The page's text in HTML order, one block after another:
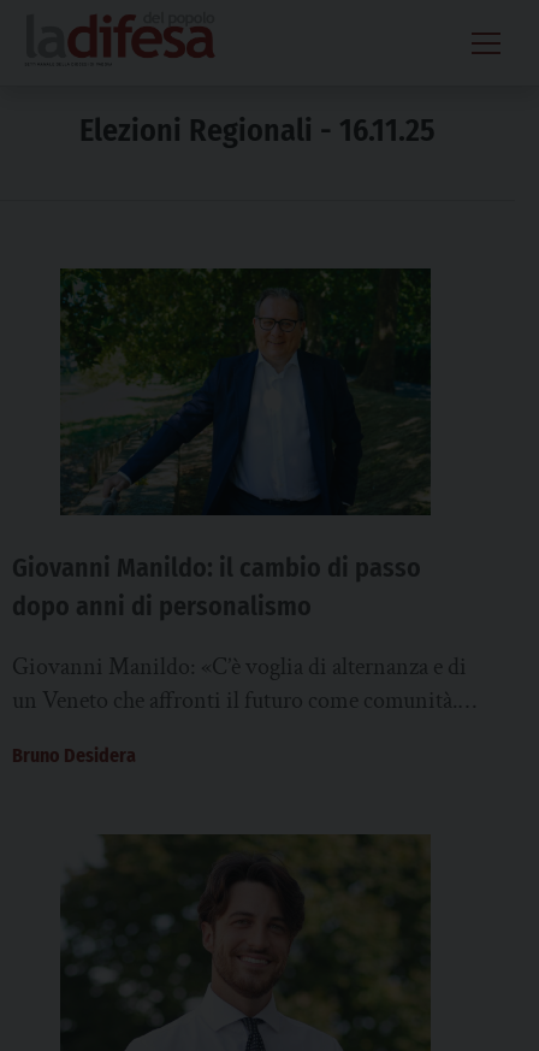
content
Elezioni Regionali - 16.11.25
Giovanni Manildo: il cambio di passo
dopo anni di personalismo
Giovanni Manildo: «C’è voglia di alternanza e di
un Veneto che affronti il futuro come comunità.
Bruno Desidera